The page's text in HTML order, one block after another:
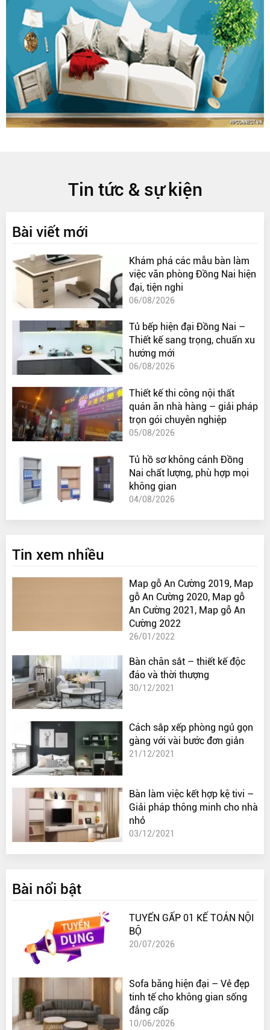
Tin tức & sự kiện
Bài viết mới
Khám phá các mẫu bàn làm
việc văn phòng Đồng Nai hiện
đại, tiện nghi
06/08/2026
Tủ bếp hiện đại Đồng Nai –
Thiết kế sang trọng, chuẩn xu
hướng mới
06/08/2026
Thiết kế thi công nội thất
quán ăn nhà hàng – giải pháp
trọn gói chuyên nghiệp
05/08/2026
Tủ hồ sơ không cánh Đồng
Nai chất lượng, phù hợp mọi
không gian
04/08/2026
Tin xem nhiều
Map gỗ An Cường 2019, Map
gỗ An Cường 2020, Map gỗ
An Cường 2021, Map gỗ An
Cường 2022
26/01/2022
Bàn chân sắt – thiết kế độc
đáo và thời thượng
30/12/2021
Cách sắp xếp phòng ngủ gọn
gàng với vài bước đơn giản
21/12/2021
Bàn làm việc kết hợp kệ tivi –
Giải pháp thông minh cho nhà
nhỏ
03/12/2021
Bài nổi bật
TUYỂN GẤP 01 KẾ TOÁN NỘI
BỘ
20/07/2026
Sofa băng hiện đại – Vẻ đẹp
tinh tế cho không gian sống
đẳng cấp
10/06/2026